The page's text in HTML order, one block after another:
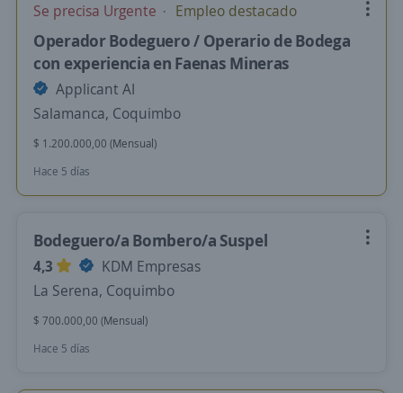
Se precisa Urgente Empleo destacado
Operador Bodeguero / Operario de Bodega
con experiencia en Faenas Mineras
Applicant AI
Salamanca, Coquimbo
$ 1.200.000,00 (Mensual)
Hace 5 días
Bodeguero/a Bombero/a Suspel
4,3
KDM Empresas
La Serena, Coquimbo
$ 700.000,00 (Mensual)
Hace 5 días